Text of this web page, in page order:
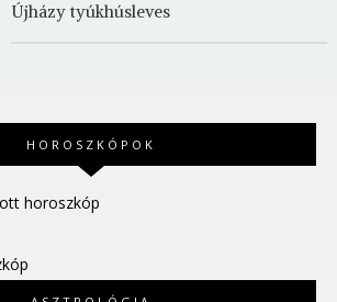
Újházy tyúkhúsleves
HOROSZKÓPOK
horoszkóp